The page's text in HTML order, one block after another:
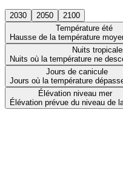
2030 2050
2100
Température été
Hausse de la température
Nuits
Nuits où la température ne
Jours de canicule
Jours où la température
Élévation niveau mer
Élévation prévue du niveau de